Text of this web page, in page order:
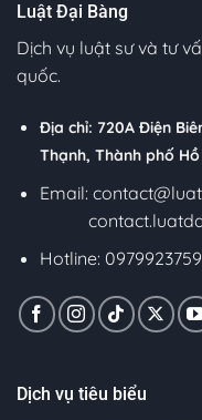
Luật Đại Bàng
Dịch vụ luật sư và tư
quốc.
Địa chỉ: 720A Điện
Thạnh, Thành phố Hồ
Email:
Hotline: 0979923759
Dịch vụ tiêu biểu